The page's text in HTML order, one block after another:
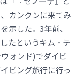
カンクンに来てみ
示した。3年前、
たというキム・テ
ォンド)でダイビ
ビング旅行に行っ